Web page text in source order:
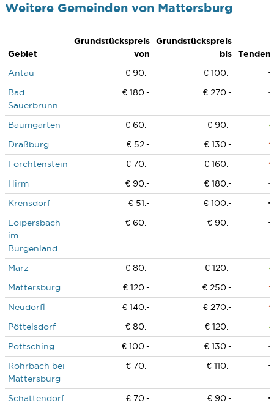
Weitere Gemeinden von Mattersburg
Gebiet
Grundstückspreis
von
Grundstückspreis
bis
Antau
€ 90.-
€ 100.-
Bad
Sauerbrunn
€ 180.- € 270.-
Baumgarten € 60.-
€ 90.-
Draßburg
€ 52.-
€ 130.-
Forchtenstein
€ 70.-
€ 160.-
Hirm
€ 90.-
€ 180.-
Krensdorf
€ 51.-
€ 100.-
Loipersbach
im
Burgenland
€ 60.- € 90.-
Marz € 80.-
€ 120.-
Mattersburg
€ 120.-
€ 250.-
Neudörfl
€ 140.-
€ 270.-
Pöttelsdorf
€ 80.-
€ 120.-
Pöttsching
€ 100.-
€ 130.-
Rohrbach bei
Mattersburg
€ 70.- € 110.-
Schattendorf € 70.-
€ 90.-